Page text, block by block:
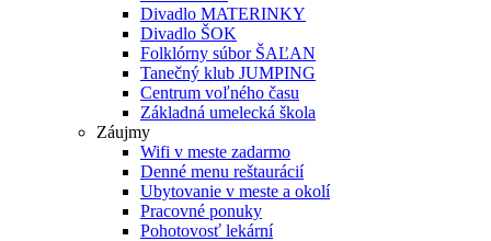
Divadlo MATERINKY
Divadlo ŠOK
Folklórny súbor ŠAĽAN
Tanečný klub JUMPING
Centrum voľného času
Základná umelecká škola
Záujmy
Wifi v meste zadarmo
Denné menu reštaurácií
Ubytovanie v meste a okolí
Pracovné ponuky
Pohotovosť lekární